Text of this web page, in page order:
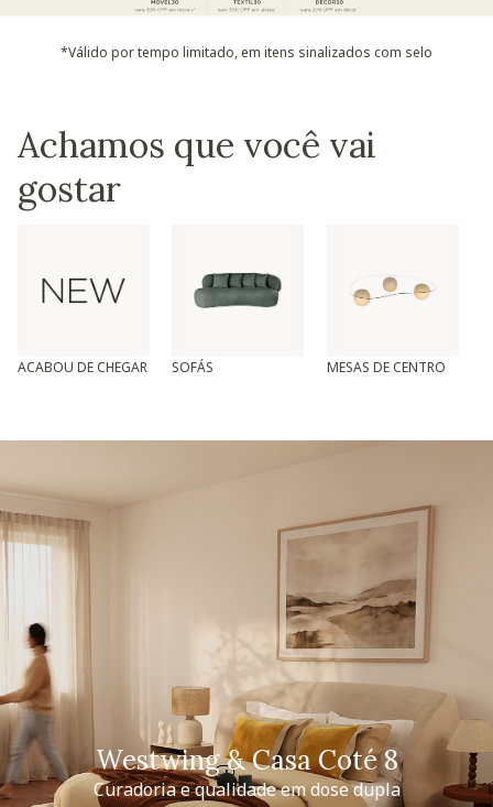
*Válido por tempo limitado, em itens sinalizados com selo
Achamos que você vai
gostar
ACABOU DE CHEGAR SOFÁS MESAS DE CENTRO
Westwing & Casa Coté 8
Curadoria e qualidade em dose dupla